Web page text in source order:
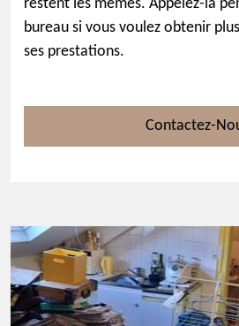
restent les mêmes. Appelez-la
bureau si vous voulez obtenir
ses prestations.
Contactez-